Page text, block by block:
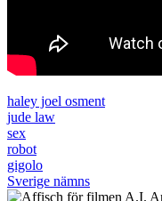
haley joel osment
jude law
sex
robot
gigolo
Sverige nämns